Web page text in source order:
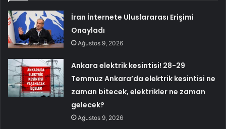
İran İnternete Uluslararası Erişimi
Onayladı
Ağustos 9, 2026
Ankara elektrik kesintisi! 28-29
Temmuz Ankara’da elektrik kesintisi ne
zaman bitecek, elektrikler ne zaman
gelecek?
Ağustos 9, 2026